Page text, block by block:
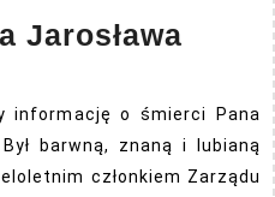
Jarosława
informację o śmierci Pana
barwną, znaną i lubianą
członkiem Zarządu